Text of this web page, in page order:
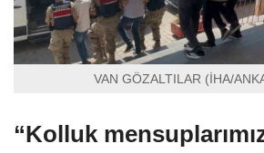
VAN GÖZALTILAR (İHA/
“Kolluk